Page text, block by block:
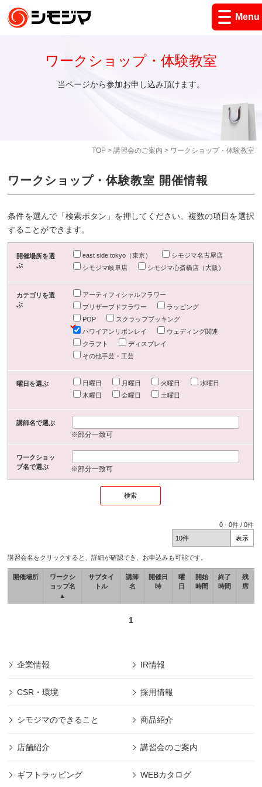
Menu
TOP> 講習会のご案内 > ワークショップ・体験教室
ワークショップ・体験教室
当ページから参加お申し込み頂けます。
ワークショップ・体験教室 開催情報
条件を選んで「検索ボタン」を押してください。複数の項目を選択
することができます。
開催場所を選
ぶ
east side tokyo（東京）
シモジマ名古屋店
シモジマ岐阜店
シモジマ心斎橋店（大阪）
カテゴリを選
ぶ
アーティフィシャルフラワー
プリザーブドフラワー
ラッピング
POP
スクラップブッキング
ハワイアンリボンレイ
ウェディング関連
クラフト
ディスプレイ
その他手芸・工芸
曜日を選ぶ 日曜日 月曜日 火曜日
水曜日
木曜日
金曜日 土曜日
講師名で選ぶ
※部分一致可
ワークショッ
プ名で選ぶ
※部分一致可
0 -0件 /0件
講習会名をクリックすると、詳細が確認でき、お申込みも可能です。
開催場所
ワークシ
ョップ名
▲
サブタイ
トル
講師
名
開催日
時
曜
日
開始
時間
終了
時間
残
席
1
企業情報 IR情報
CSR・環境 採用情報
シモジマのできること 商品紹介
店舗紹介 講習会のご案内
ギフトラッピング WEBカタログ